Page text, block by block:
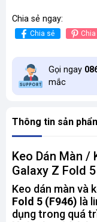
Chia sẻ ngay:
Chia sẻ
Gọi ngay
mắc
Thông tin sản
Keo Dán Màn /
Galaxy Z Fold
Keo dán màn và
Fold 5 (F946) là
dụng trong quá